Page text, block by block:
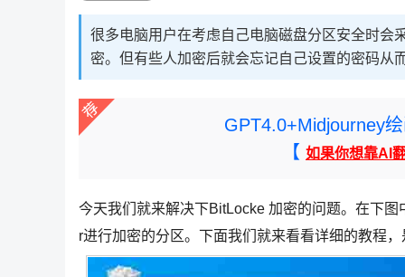
很多电脑用户在考虑自己电脑磁盘分区安全时会
密。但有些人加密后就会忘记自己设置的密码从
GPT4.0+Midjourney
【 如果你想靠AI
今天我们就来解决下BitLocke 加密的问题。在下
r进行加密的分区。下面我们就来看看详细的教程，